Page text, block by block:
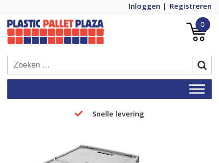
Inloggen
Registreren
Plastic Pallet Plaza
Plastic Pallets Plaza, de nummer 1 in
Europa!
0
Snelle levering